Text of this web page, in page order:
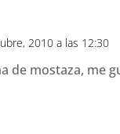
2010 a las 12:30
de mostaza, me